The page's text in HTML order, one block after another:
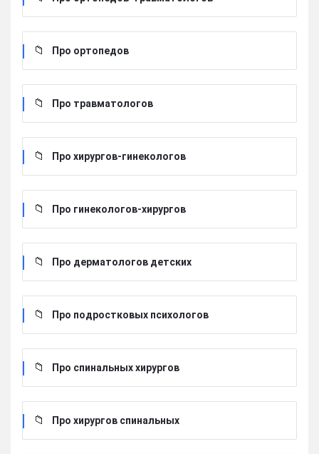
Про ортопедов
Про травматологов
Про хирургов-гинекологов
Про гинекологов-хирургов
Про дерматологов детских
Про подростковых психологов
Про спинальных хирургов
Про хирургов cпинальных